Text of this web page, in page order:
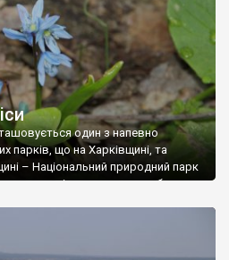
один з напевно
парків, що на Харківщині, та
– Національний природний парк
територія парку складає близько
[…]